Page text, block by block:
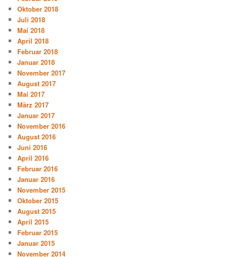
Oktober 2018
Juli 2018
Mai 2018
April 2018
Februar 2018
Januar 2018
November 2017
August 2017
Mai 2017
März 2017
Januar 2017
November 2016
August 2016
Juni 2016
April 2016
Februar 2016
Januar 2016
November 2015
Oktober 2015
August 2015
April 2015
Februar 2015
Januar 2015
November 2014